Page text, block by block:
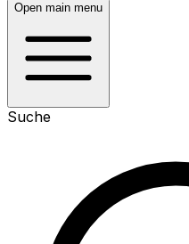
Open main menu
Suche